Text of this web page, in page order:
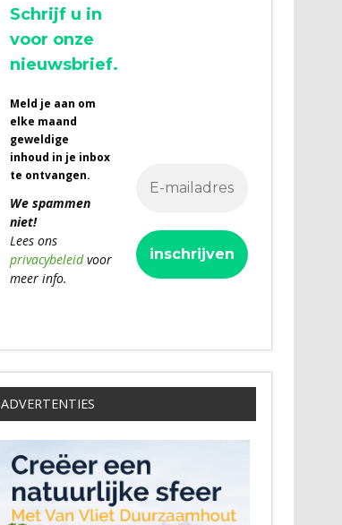
Schrijf u in
voor onze
nieuwsbrief.
Meld je aan om
elke maand
geweldige
inhoud in je inbox
te ontvangen.
We spammen
niet!
Lees ons
privacybeleidvoor
meer info.
ADVERTENTIES